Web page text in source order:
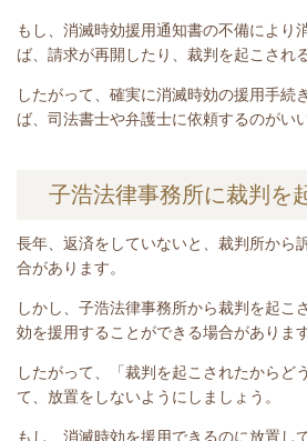
もし、消滅時効援用通知書の不備により
ば、請求が再開したり、裁判を起こされ
したがって、確実に消滅時効の援用手続
ば、司法書士や弁護士に依頼するのがい
子浩法律事務所に裁判を
長年、返済をしていないと
、裁判所から
合があります。
しかし、子浩法律事務所から裁判を起こ
効を援用することができる場合があります
したがって、「裁判を起こされたからど
て、放置をしないようにしましょう。
もし、消滅時効を援用できるのに放置し